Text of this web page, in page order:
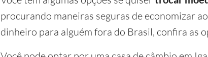
procurando maneiras seguras de economizar
dinheiro para alguém fora do Brasil, confira as